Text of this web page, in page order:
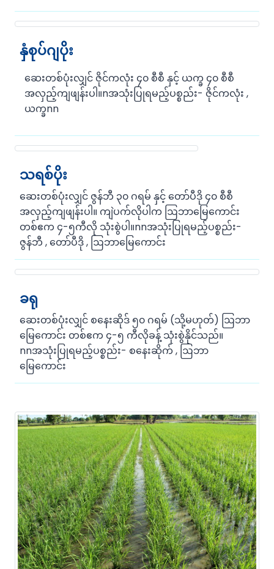
နှံစုပ်ဂျပိုး
ဆေးတစ်ပုံးလျှင် ဇိုင်ကလုံး ၄၀ စီစီ နှင့် ယက္ခ ၄၀ စီစီ
အလှည့်ကျဖျန်းပါ။nအသုံးပြုရမည့်ပစ္စည်း- ဇိုင်ကလုံး ,
ယက္ခnn
သရစ်ပိုး
ဆေးတစ်ပုံးလျှင် ဇွန်ဘီ ၃၀ ဂရမ် နှင့် တော်ပီဒို ၄၀ စီစီ
အလှည့်ကျဖျန်းပါ။ ကျဲပက်လိုပါက ဩဘာမြေကောင်း
တစ်ဧက ၄-၅ကီလို သုံးစွဲပါ။nnအသုံးပြုရမည့်ပစ္စည်း-
ဇွန်ဘီ , တော်ပီဒို , ဩဘာမြေကောင်း
ခရု
ဆေးတစ်ပုံးလျှင် စနေးဆိုဒ် ၅၀ ဂရမ် (သို့မဟုတ်) ဩဘာ
မြေကောင်း တစ်ဧက ၄-၅ ကီလိုခန့် သုံးစွဲနိုင်သည်။
nnအသုံးပြုရမည့်ပစ္စည်း- စနေးဆိုက် , ဩဘာ
မြေကောင်း